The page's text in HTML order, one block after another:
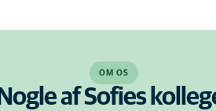
OM OS
Nogle af Sofies